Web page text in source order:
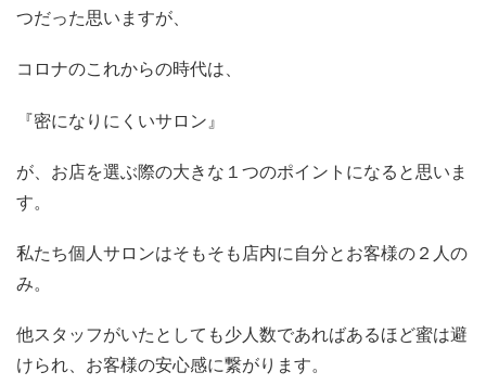
つだった思いますが、
コロナのこれからの時代は、
『密になりにくいサロン』
が、お店を選ぶ際の大きな１つのポイントになると思いま
す。
私たち個人サロンはそもそも店内に自分とお客様の２人の
み。
他スタッフがいたとしても少人数であればあるほど蜜は避
けられ、お客様の安心感に繋がります。